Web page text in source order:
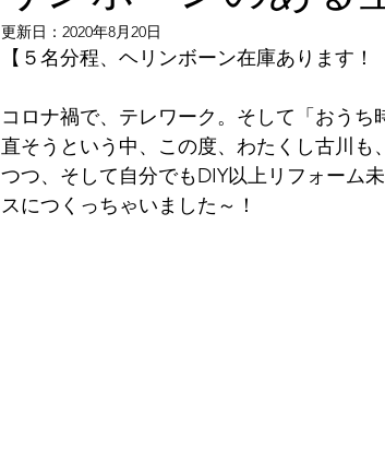
更新日： 2020年8月20日
【５名分程、ヘリンボーン在庫あります！
コロナ禍で、テレワーク。そして「おう
直そうという中、この度、わたくし古川
つつ、そして自分でもDIY以上リフォーム
スにつくっちゃいました～！